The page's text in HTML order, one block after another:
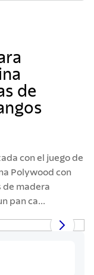
de
con el juego de
Polywood con
de madera
pan ca...